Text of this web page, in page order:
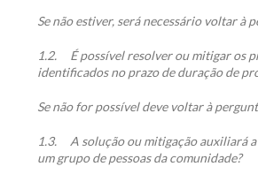
Se não estiver, será necessário voltar à
1.2. É possível resolver ou mitigar os
identificados no prazo de duração de
Se não for possível deve voltar à
1.3. A solução ou mitigação auxiliará
um grupo de pessoas da comunidade?